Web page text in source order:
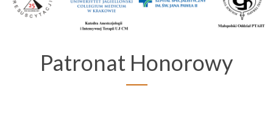
Patronat Honorowy